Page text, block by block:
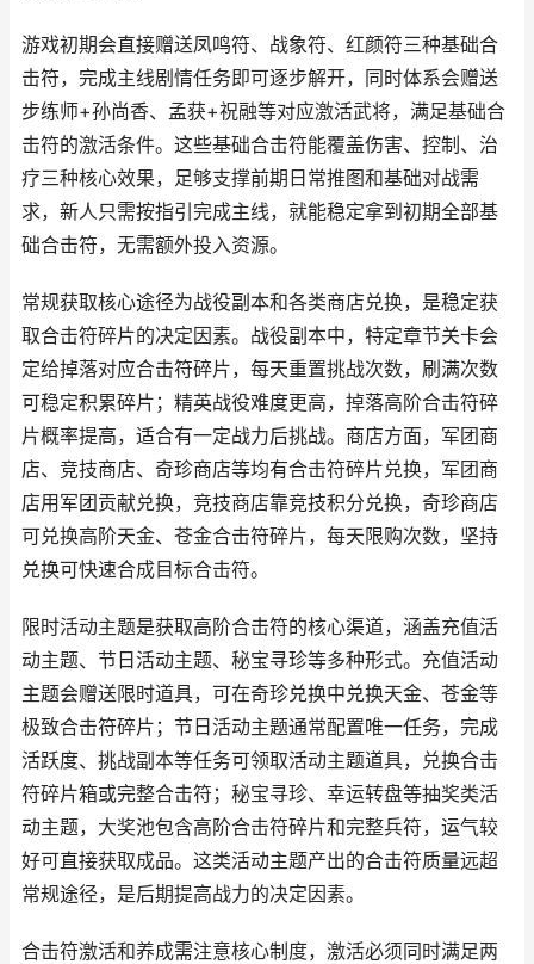
游戏初期会直接赠送凤鸣符、战象符、红颜符三种基础合
击符，完成主线剧情任务即可逐步解开，同时体系会赠送
步练师+孙尚香、孟获+祝融等对应激活武将，满足基础合
击符的激活条件。这些基础合击符能覆盖伤害、控制、治
疗三种核心效果，足够支撑前期日常推图和基础对战需
求，新人只需按指引完成主线，就能稳定拿到初期全部基
础合击符，无需额外投入资源。
常规获取核心途径为战役副本和各类商店兑换，是稳定获
取合击符碎片的决定因素。战役副本中，特定章节关卡会
定给掉落对应合击符碎片，每天重置挑战次数，刷满次数
可稳定积累碎片；精英战役难度更高，掉落高阶合击符碎
片概率提高，适合有一定战力后挑战。商店方面，军团商
店、竞技商店、奇珍商店等均有合击符碎片兑换，军团商
店用军团贡献兑换，竞技商店靠竞技积分兑换，奇珍商店
可兑换高阶天金、苍金合击符碎片，每天限购次数，坚持
兑换可快速合成目标合击符。
限时活动主题是获取高阶合击符的核心渠道，涵盖充值活
动主题、节日活动主题、秘宝寻珍等多种形式。充值活动
主题会赠送限时道具，可在奇珍兑换中兑换天金、苍金等
极致合击符碎片；节日活动主题通常配置唯一任务，完成
活跃度、挑战副本等任务可领取活动主题道具，兑换合击
符碎片箱或完整合击符；秘宝寻珍、幸运转盘等抽奖类活
动主题，大奖池包含高阶合击符碎片和完整兵符，运气较
好可直接获取成品。这类活动主题产出的合击符质量远超
常规途径，是后期提高战力的决定因素。
合击符激活和养成需注意核心制度，激活必须同时满足两